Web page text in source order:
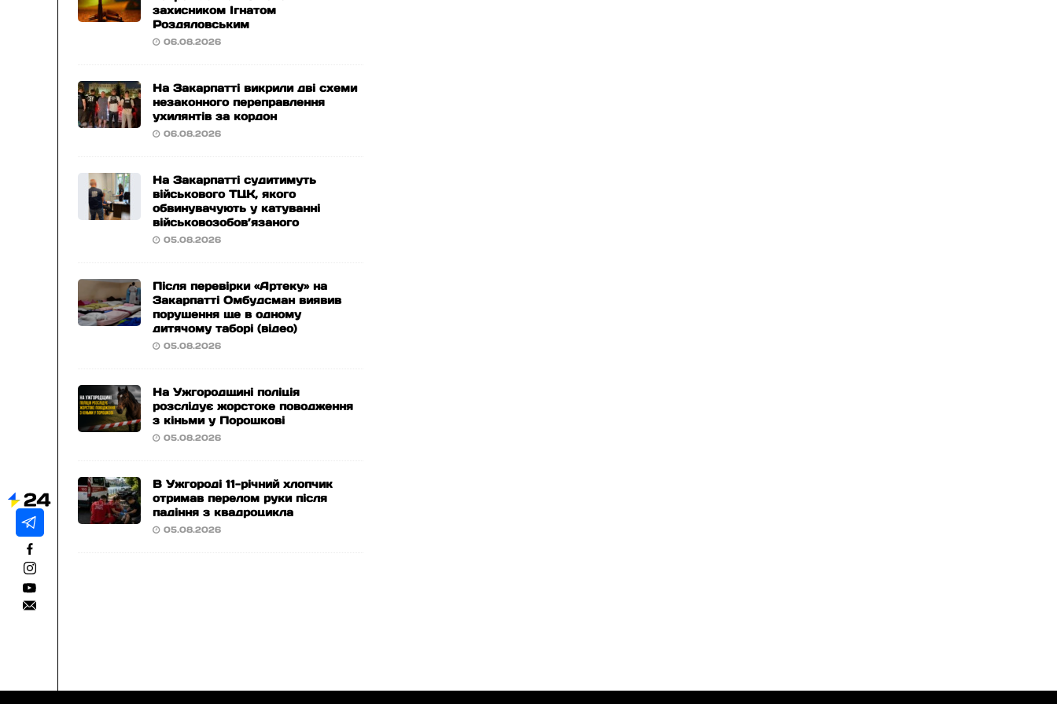
захисником Ігнатом
Роздяловським
06.08.2026
На Закарпатті викрили дві схеми
незаконного переправлення
ухилянтів за кордон
06.08.2026
На Закарпатті судитимуть
військового ТЦК, якого
обвинувачують у катуванні
військовозобов’язаного
05.08.2026
Після перевірки «Артеку» на
Закарпатті Омбудсман виявив
порушення ще в одному
дитячому таборі (відео)
05.08.2026
На Ужгородщині поліція
розслідує жорстоке поводження
з кіньми у Порошкові
05.08.2026
В Ужгороді 11-річний хлопчик
отримав перелом руки після
падіння з квадроцикла
05.08.2026